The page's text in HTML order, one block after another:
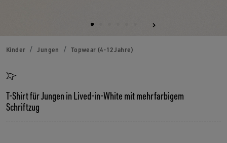
Kinder Jungen Topwear (4-12 Jahre)
T-Shirt für Jungen in Lived-in-White mit mehrfarbigem
Schriftzug